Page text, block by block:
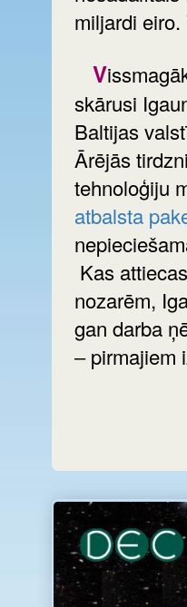
miljardi
Vissmagāk koronavīrusa infekcija
skārusi
Baltijas
Ārējās
tehnoloģiju
atbalsta
Kas
nozarēm,
gan darba
‒ pirmajiem